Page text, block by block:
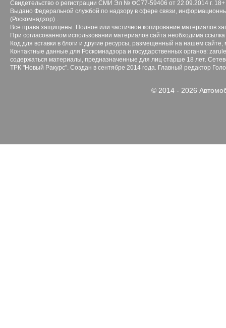
Свидетельство о регистрации СМИ Эл № ФС77-59406 от 22.09.2014 г. 18+
Выдано Федеральной службой по надзору в сфере связи,
(Роскомнадзор) .
Все права защищены. Полное или частичное копирование материалов
При согласованном использовании материалов сайта необходима ссылка
Код для вставки в блоги и другие ресурсы, размещенный на нашем сайте,
Контактные данные для Роскомнадзора и государственных органов:
содержаться материалы, предназначенные для лиц старше 18 лет.
ТРК "Новый Ракурс". Создан в сентябре 2014 года. Главный редактор
© 2014 - 2026